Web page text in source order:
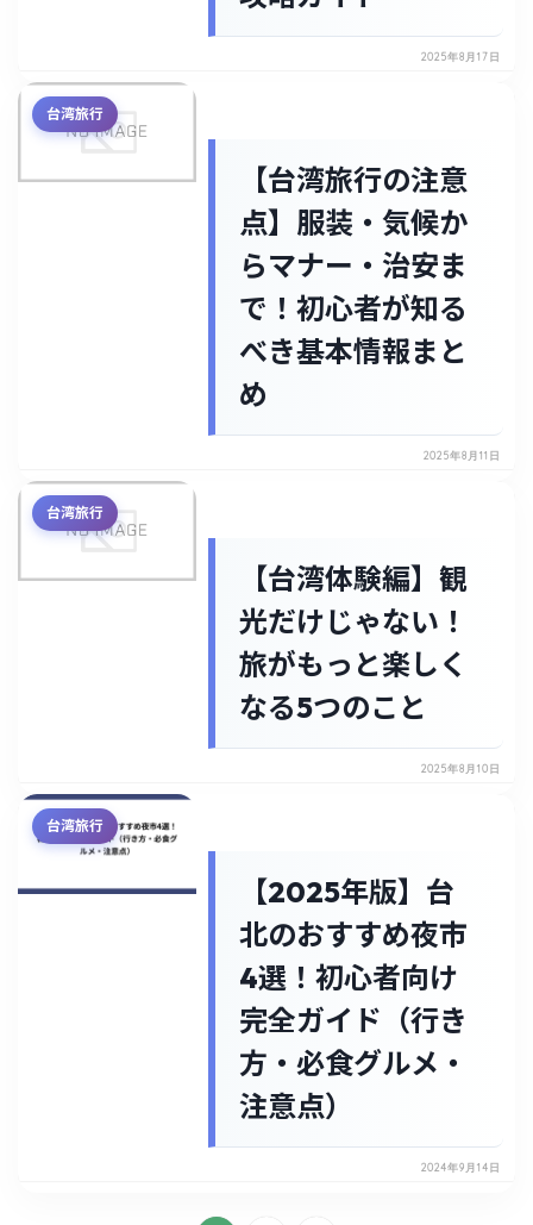
2025年8月17日
台湾旅行
【台湾旅行の注意
点】服装・気候か
らマナー・治安ま
で！初心者が知る
べき基本情報まと
め
2025年8月11日
台湾旅行
【台湾体験編】観
光だけじゃない！
旅がもっと楽しく
なる5つのこと
2025年8月10日
台湾旅行
【2025年版】台
北のおすすめ夜市
4選！初心者向け
完全ガイド（行き
方・必食グルメ・
注意点）
2024年9月14日